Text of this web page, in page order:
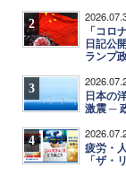
2
「コロ
日記公
ランプ
3
日本の
激震 ─
4
疲労・
「ザ・